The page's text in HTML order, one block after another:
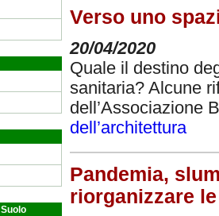
Verso uno
20/04/2020
Quale il destino
sanitaria? Alcune
dell’Associazione
dell’architettura
Pandemia,
riorganizzare